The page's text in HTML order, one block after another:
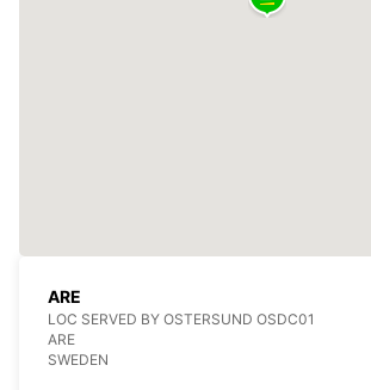
ARE
LOC SERVED BY OSTERSUND OSDC01
ARE
SWEDEN